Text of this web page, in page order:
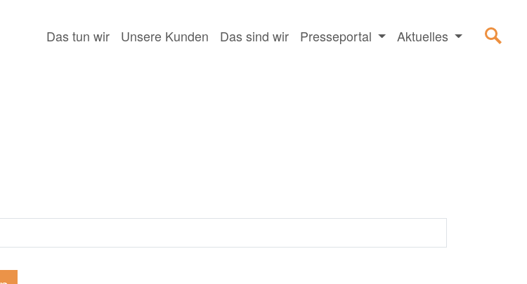
Das tun wir Unsere Kunden Das sind wir Presseportal Aktuelles